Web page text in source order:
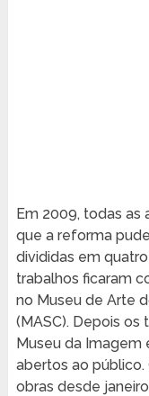
Em 2009, todas as
que a reforma
divididas em
trabalhos ficaram
no Museu de Arte
(MASC). Depois os
Museu da Imagem
abertos ao público.
obras desde